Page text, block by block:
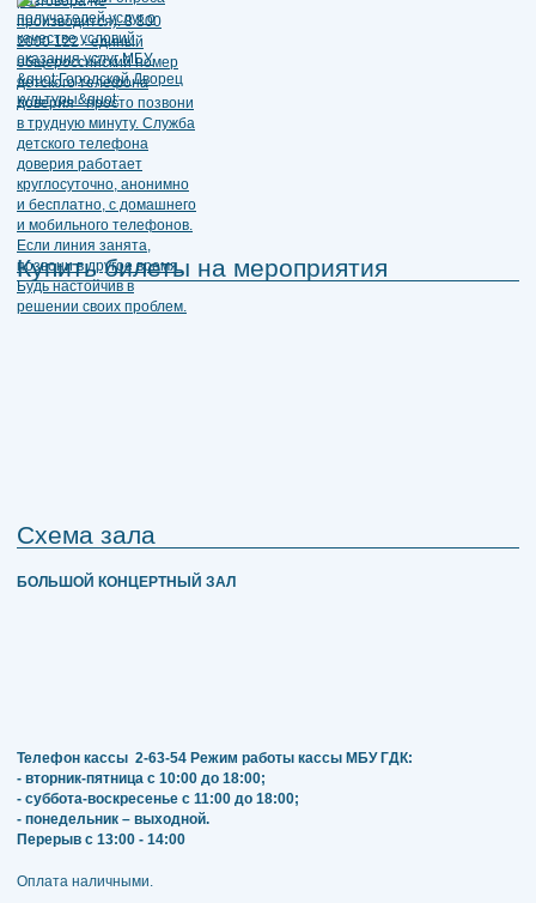
Купить билеты на мероприятия
Схема зала
БОЛЬШОЙ КОНЦЕРТНЫЙ ЗАЛ
Телефон кассы 2-63-54 Режим работы кассы МБУ ГДК:
- вторник-пятница с 10:00 до 18:00;
- суббота-воскресенье с 11:00 до 18:00;
- понедельник – выходной.
Перерыв с 13:00 - 14:00
​​​​​​​Оплата наличными.